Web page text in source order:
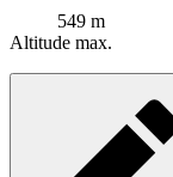
549 m
Altitude max.